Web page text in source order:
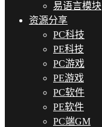
易语言模块
资源分享
PC科技
PE科技
PC游戏
PE游戏
PC软件
PE软件
PC端GM